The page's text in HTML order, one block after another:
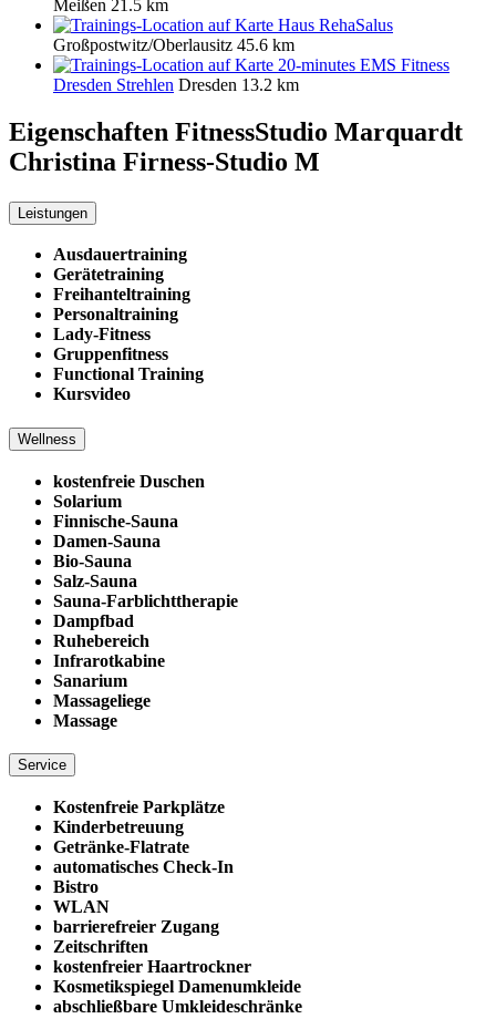
Meißen 21.5 km
Haus RehaSalus
Großpostwitz/Oberlausitz 45.6 km
20-minutes EMS Fitness
Dresden Strehlen Dresden 13.2 km
Eigenschaften FitnessStudio Marquardt
Christina Firness-Studio M
Leistungen
Ausdauertraining
Gerätetraining
Freihanteltraining
Personaltraining
Lady-Fitness
Gruppenfitness
Functional Training
Kursvideo
Wellness
kostenfreie Duschen
Solarium
Finnische-Sauna
Damen-Sauna
Bio-Sauna
Salz-Sauna
Sauna-Farblichttherapie
Dampfbad
Ruhebereich
Infrarotkabine
Sanarium
Massageliege
Massage
Service
Kostenfreie Parkplätze
Kinderbetreuung
Getränke-Flatrate
automatisches Check-In
Bistro
WLAN
barrierefreier Zugang
Zeitschriften
kostenfreier Haartrockner
Kosmetikspiegel Damenumkleide
abschließbare Umkleideschränke